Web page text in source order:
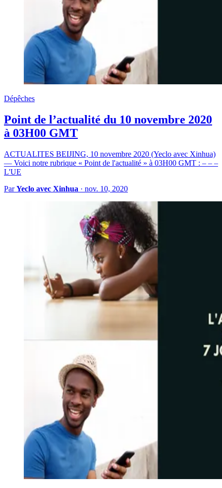
Dépêches
Point de l’actualité du 10 novembre 2020
à 03H00 GMT
ACTUALITES BEIJING, 10 novembre 2020 (Yeclo avec Xinhua)
— Voici notre rubrique « Point de l'actualité » à 03H00 GMT : – – –
L'UE
ParYeclo avec Xinhua · nov. 10, 2020